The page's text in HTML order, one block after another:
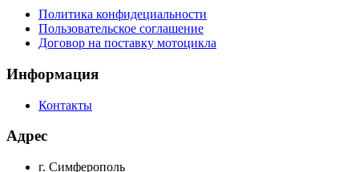
Политика конфидециальности
Пользовательское соглашение
Договор на поставку мотоцикла
Информация
Контакты
Адрес
г. Симферополь